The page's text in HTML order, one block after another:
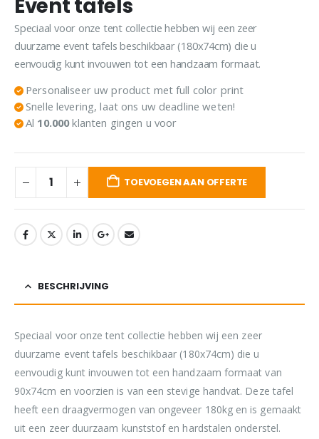
Event tafels
Speciaal voor onze tent collectie hebben wij een zeer
duurzame event tafels beschikbaar (180x74cm) die u
eenvoudig kunt invouwen tot een handzaam formaat.
Personaliseer uw product met full color print
Snelle levering, laat ons uw deadline weten!
Al 10.000klanten gingen u voor
TOEVOEGEN AAN OFFERTE
BESCHRIJVING
Speciaal voor onze tent collectie hebben wij een zeer
duurzame event tafels beschikbaar (180x74cm) die u
eenvoudig kunt invouwen tot een handzaam formaat van
90x74cm en voorzien is van een stevige handvat. Deze tafel
heeft een draagvermogen van ongeveer 180kg en is gemaakt
uit een zeer duurzaam kunststof en hardstalen onderstel.